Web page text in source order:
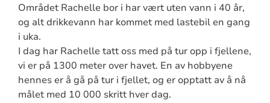
Området Rachelle bor i har vært uten vann i 40 år,
og alt drikkevann har kommet med lastebil en gang
i uka.
I dag har Rachelle tatt oss med på tur opp i fjellene,
vi er på 1300 meter over havet. En av hobbyene
hennes er å gå på tur i fjellet, og er opptatt av å nå
målet med 10 000 skritt hver dag.